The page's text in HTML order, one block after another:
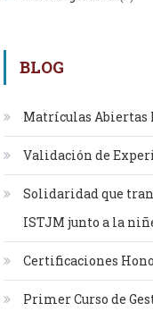
BLOG
Matrículas Abiertas
Validación de
Solidaridad que
ISTJM junto a la
Certificaciones
Primer Curso de